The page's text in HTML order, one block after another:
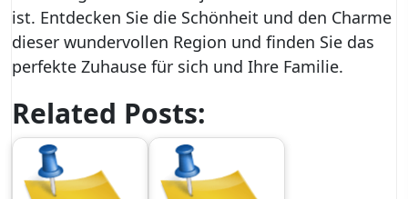
ist. Entdecken Sie die Schönheit und den Charme
dieser wundervollen Region und finden Sie das
perfekte Zuhause für sich und Ihre Familie.
Related Posts: